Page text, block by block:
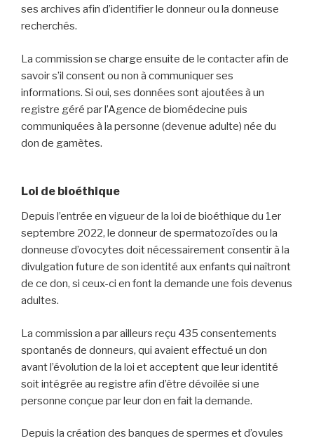
ses archives afin d’identifier le donneur ou la donneuse
recherchés.
La commission se charge ensuite de le contacter afin de
savoir s’il consent ou non à communiquer ses
informations. Si oui, ses données sont ajoutées à un
registre géré par l’Agence de biomédecine puis
communiquées à la personne (devenue adulte) née du
don de gamètes.
Loi de bioéthique
Depuis l’entrée en vigueur de la loi de bioéthique du 1er
septembre 2022, le donneur de spermatozoïdes ou la
donneuse d’ovocytes doit nécessairement consentir à la
divulgation future de son identité aux enfants qui naîtront
de ce don, si ceux-ci en font la demande une fois devenus
adultes.
La commission a par ailleurs reçu 435 consentements
spontanés de donneurs, qui avaient effectué un don
avant l’évolution de la loi et acceptent que leur identité
soit intégrée au registre afin d’être dévoilée si une
personne conçue par leur don en fait la demande.
Depuis la création des banques de spermes et d’ovules